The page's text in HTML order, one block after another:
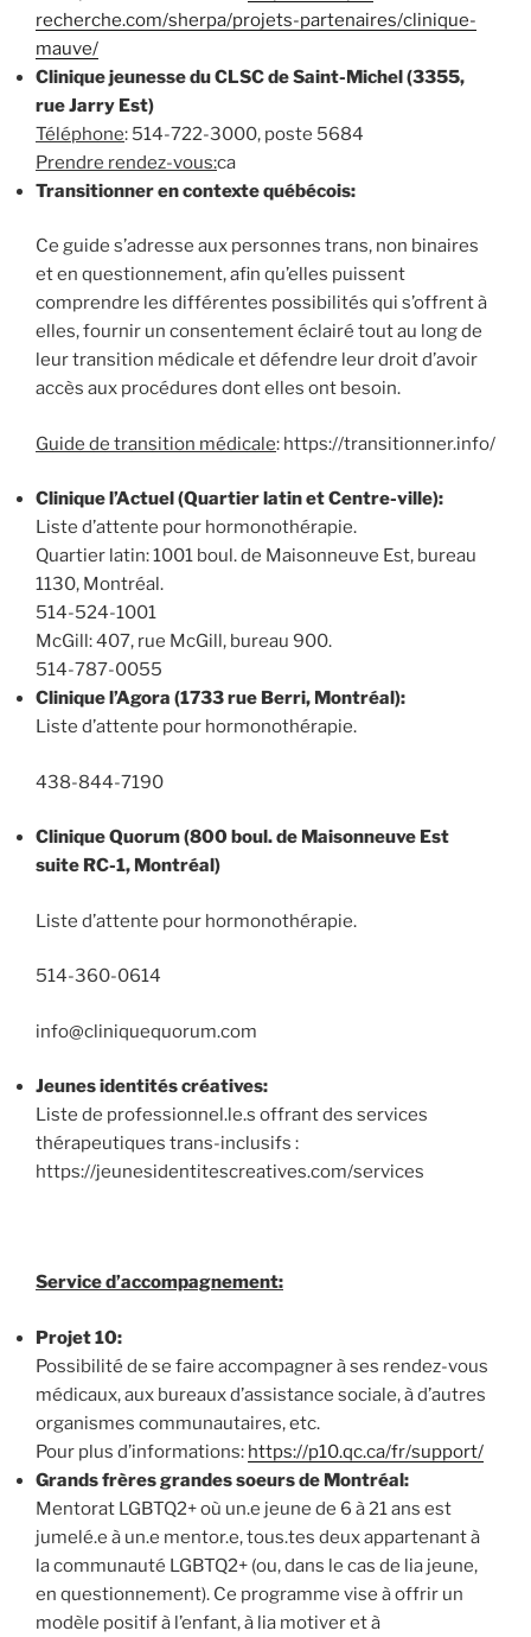
recherche.com/sherpa/projets-partenaires/clinique-
mauve/
Clinique jeunesse du CLSC de Saint-Michel (3355,
rue Jarry Est)
Téléphone: 514-722-3000, poste 5684
Prendre rendez-vous:ca
Transitionner en contexte québécois:
Ce guide s’adresse aux personnes trans, non binaires
et en questionnement, afin qu’elles puissent
comprendre les différentes possibilités qui s’offrent à
elles, fournir un consentement éclairé tout au long de
leur transition médicale et défendre leur droit d’avoir
accès aux procédures dont elles ont besoin.
Guide de transition médicale: https://transitionner.info/
Clinique l’Actuel (Quartier latin et Centre-ville):
Liste d’attente pour hormonothérapie.
Quartier latin: 1001 boul. de Maisonneuve Est, bureau
1130, Montréal.
514-524-1001
McGill: 407, rue McGill, bureau 900.
514-787-0055
Clinique l’Agora (1733 rue Berri, Montréal):
Liste d’attente pour hormonothérapie.
438-844-7190
Clinique Quorum (800 boul. de Maisonneuve Est
suite RC-1, Montréal)
Liste d’attente pour hormonothérapie.
514-360-0614
info@cliniquequorum.com
Jeunes identités créatives:
Liste de professionnel.le.s offrant des services
thérapeutiques trans-inclusifs :
https://jeunesidentitescreatives.com/services
Service d’accompagnement:
Projet 10:
Possibilité de se faire accompagner à ses rendez-vous
médicaux, aux bureaux d’assistance sociale, à d’autres
organismes communautaires, etc.
Pour plus d’informations: https://p10.qc.ca/fr/support/
Grands frères grandes soeurs de Montréal:
Mentorat LGBTQ2+ où un.e jeune de 6 à 21 ans est
jumelé.e à un.e mentor.e, tous.tes deux appartenant à
la communauté LGBTQ2+ (ou, dans le cas de lia jeune,
en questionnement). Ce programme vise à offrir un
modèle positif à l’enfant, à lia motiver et à